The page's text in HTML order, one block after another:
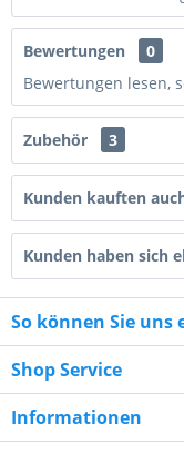
7 * 6 = ?
Bewertungen
0
Bewertungen lesen,
Zubehör 3
Kunden kauften
Kunden haben sich
So können Sie uns
Shop Service
Informationen